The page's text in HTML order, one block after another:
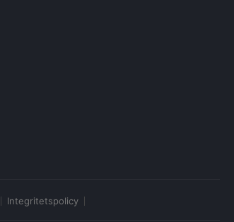
Integritetspolicy